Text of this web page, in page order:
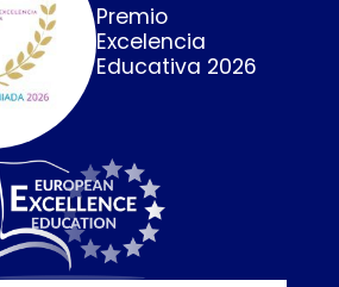
Premio
Excelencia
Educativa 2026